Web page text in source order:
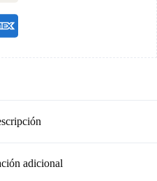
adicional